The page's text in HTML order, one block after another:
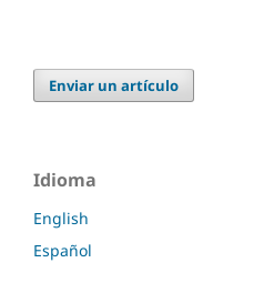
Enviar un artículo
Idioma
English
Español